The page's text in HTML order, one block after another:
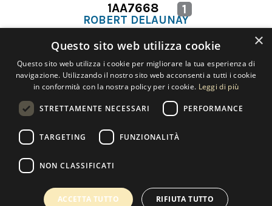
1AA7668 1
ROBERT DELAUNAY
Contatti
07533170960
×
Questo sito web utilizza cookie
Questo sito web utilizza i cookie per migliorare la tua esperienza di
navigazione. Utilizzando il nostro sito web acconsenti a tutti i cookie
in conformità con la nostra policy per i cookie. Leggi di più
STRETTAMENTE NECESSARI PERFORMANCE
TARGETING FUNZIONALITÀ
NON CLASSIFICATI
ACCETTA TUTTO RIFIUTA TUTTO